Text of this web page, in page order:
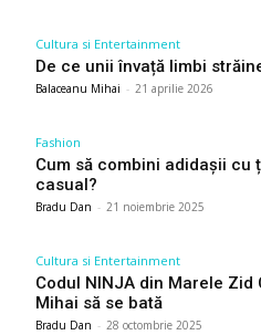
Cultura si Entertainment
De ce unii învață limbi
Balaceanu Mihai - 21 aprilie 2026
Fashion
Cum să combini adidașii
casual?
Bradu Dan - 21 noiembrie 2025
Cultura si Entertainment
Codul NINJA din Marele Zid
Mihai să se bată
Bradu Dan - 28 octombrie 2025